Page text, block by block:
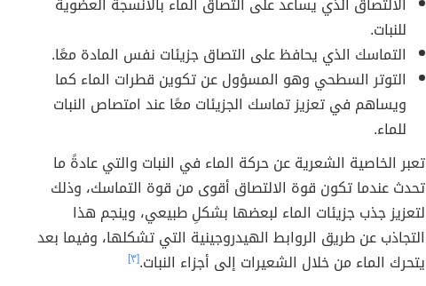
تعمل عملية الجذب هذه على دفع الماء إلى أعلى وتوزيعه على
جميع أجزاء النبات، إضافةً لذلك قد تتشارك بعض القوى لدعم
الخاصية الشعرية بما في ذلك:[٣]
الالتصاق الذي يساعد على التصاق الماء بالأنسجة العضوية
للنبات.
التماسك الذي يحافظ على التصاق جزيئات نفس المادة معًا.
التوتر السطحي وهو المسؤول عن تكوين قطرات الماء كما
ويساهم في تعزيز تماسك الجزيئات معًا عند امتصاص النبات
للماء.
تعبر الخاصية الشعرية عن حركة الماء في النبات والتي عادةً ما